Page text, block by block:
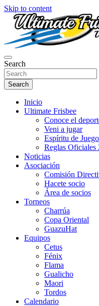
Skip to content
Ultimate Frisbee
Página oficial de Ultimate
Search
Search
Inicio
Ultimate Frisbee
Conoce el
Veni a jugar
Espíritu de Juego
Reglas Oficiales
Noticias
Asociación
Comisión
Hacete socio
Área de socios
Torneos
Charrúa
Copa Oriental
GuazuHat
Equipos
Cetus
Fénix
Flama
Gualicho
Maori
Tordos
Calendario